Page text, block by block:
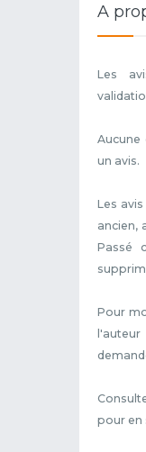
A
Les
un avis.
Les
ancien,
Passé
Pour
pour en